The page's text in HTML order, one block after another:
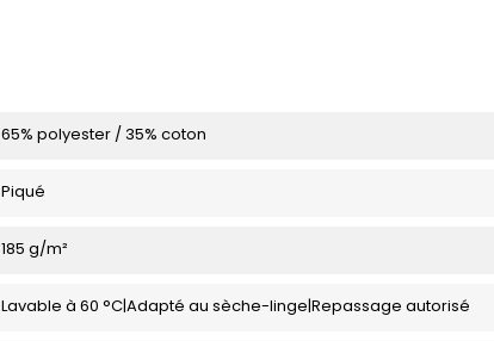
65% polyester / 35% coton
Piqué
185 g/m²
Lavable à 60 °C|Adapté au sèche-linge|Repassage autorisé